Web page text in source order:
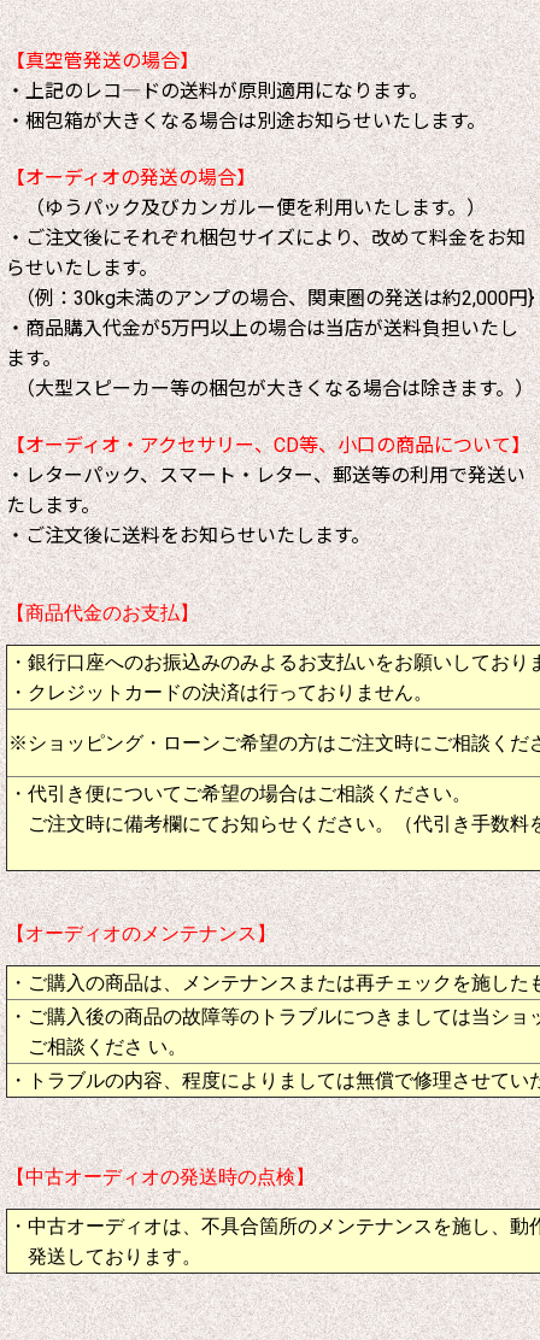
【真空管発送の場合】
・上記のレコ―ドの送料が原則適用になります。
・梱包箱が大きくなる場合は別途お知らせいたします。
【オーディオの発送の場合】
（ゆうパック及びカンガルー便を利用いたします。）
・ご注文後にそれぞれ梱包サイズにより、改めて料金をお知
らせいたします。
（例：30kg未満のアンプの場合、関東圏の発送は約2,000円}
・商品購入代金が5万円以上の場合は当店が送料負担いたし
ます。
（大型スピーカー等の梱包が大きくなる場合は除きます。）
【オーディオ・アクセサリー、CD等、小口の商品について】
・レターパック、スマート・レター、郵送等の利用で発送い
たします。
・ご注文後に送料をお知らせいたします。
【商品代金のお支払】
・銀行口座へのお振込みのみよるお支払いをお願いしており
・クレジットカードの決済は行っておりません。
※ショッピング・ローンご希望の方はご注文時にご相談くだ
・代引き便についてご希望の場合はご相談ください。
ご注文時に備考欄にてお知らせください。（代引き手数料
【オーディオのメンテナンス】
・ご購入の商品は、メンテナンスまたは再チェックを施し
・ご購入後の商品の故障等のトラブルにつきましては当ショ
ご相談くださ い。
・トラブルの内容、程度によりましては無償で修理させてい
【中古オーディオの発送時の点検】
・中古オーディオは、不具合箇所のメンテナンスを施し、動
発送しております。